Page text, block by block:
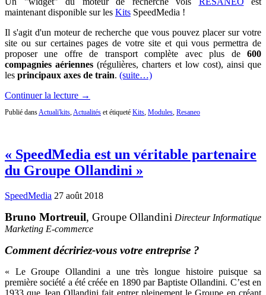
maintenant disponible sur les Kits SpeedMedia !
Il s'agit d'un moteur de recherche que vous pouvez placer sur votre
site ou sur certaines pages de votre site et qui vous permettra de
proposer une offre de transport complète avec plus de 600
compagnies aériennes (régulières, charters et low cost), ainsi que
les principaux axes de train. (suite…)
Continuer la lecture →
Publié dans Actuali'kits Actualités et étiqueté Kits Modules Resaneo
« SpeedMedia est un véritable partenaire
du Groupe Ollandini »
SpeedMedia 27 août 2018
Bruno Mortreuil, Groupe Ollandini Directeur Informatique
Marketing E-commerce
Comment décririez-vous votre entreprise ?
« Le Groupe Ollandini a une très longue histoire puisque sa
première société a été créée en 1890 par Baptiste Ollandini. C’est en
1933 que Jean Ollandini fait entrer pleinement le Groupe en créant